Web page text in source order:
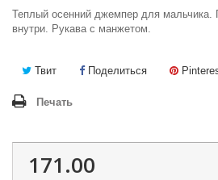
Теплый осенний джемпер для мальчика.
внутри. Рукава с манжетом.
Твит Поделиться
Печать
171.00